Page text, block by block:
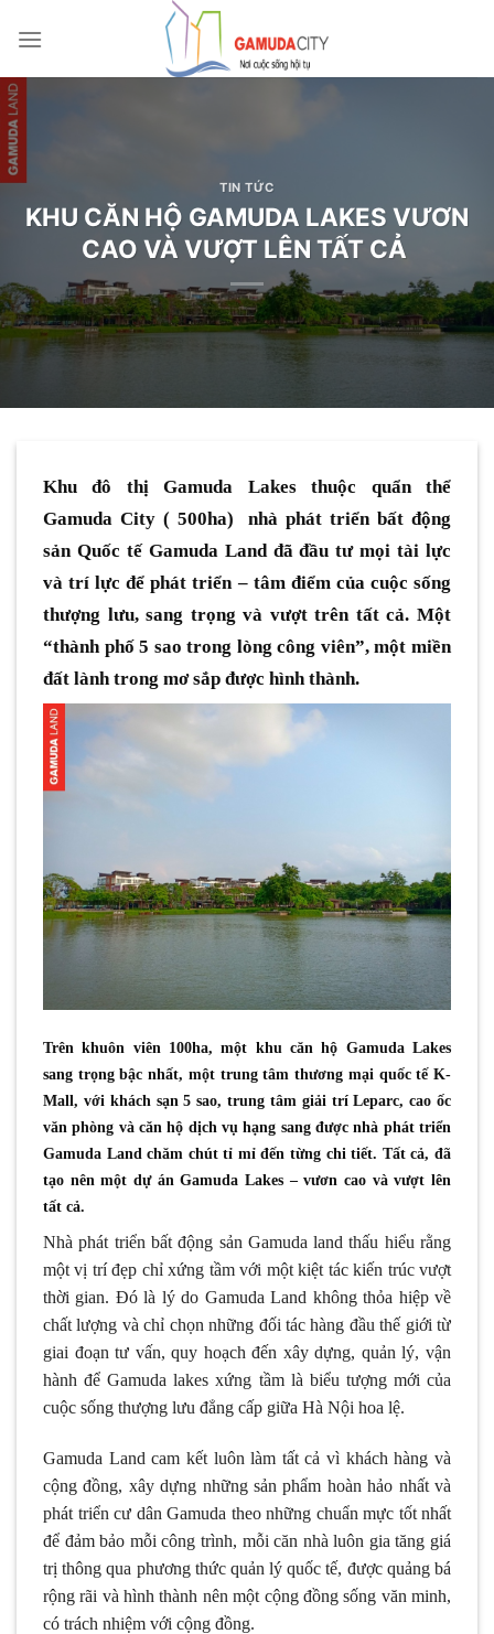
qua
dung
TIN TỨC
KHU CĂN HỘ GAMUDA LAKES VƯƠN
CAO VÀ VƯỢT LÊN TẤT CẢ
Khu đô thị Gamuda Lakes thuộc quẩn thể
Gamuda City ( 500ha) nhà phát triển bất động
sản Quốc tế Gamuda Land đã đầu tư mọi tài lực
và trí lực để phát triển – tâm điểm của cuộc sống
thượng lưu, sang trọng và vượt trên tất cả. Một
“thành phố 5 sao trong lòng công viên”, một miền
đất lành trong mơ sắp được hình thành.
Trên khuôn viên 100ha, một khu căn hộ Gamuda Lakes
sang trọng bậc nhất, một trung tâm thương mại quốc tế K-
Mall, với khách sạn 5 sao, trung tâm giải trí Leparc, cao ốc
văn phòng và căn hộ dịch vụ hạng sang được nhà phát triển
Gamuda Land chăm chút tỉ mỉ đến từng chi tiết. Tất cả, đã
tạo nên một dự án Gamuda Lakes – vươn cao và vượt lên
tất cả.
Nhà phát triển bất động sản Gamuda land thấu hiểu rằng
một vị trí đẹp chỉ xứng tầm với một kiệt tác kiến trúc vượt
thời gian. Đó là lý do Gamuda Land không thỏa hiệp về
chất lượng và chỉ chọn những đối tác hàng đầu thế giới từ
giai đoạn tư vấn, quy hoạch đến xây dựng, quản lý, vận
hành để Gamuda lakes xứng tầm là biểu tượng mới của
cuộc sống thượng lưu đẳng cấp giữa Hà Nội hoa lệ.
Gamuda Land cam kết luôn làm tất cả vì khách hàng và
cộng đồng, xây dựng những sản phẩm hoàn hảo nhất và
phát triển cư dân Gamuda theo những chuẩn mực tốt nhất
để đảm bảo mỗi công trình, mỗi căn nhà luôn gia tăng giá
trị thông qua phương thức quản lý quốc tế, được quảng bá
rộng rãi và hình thành nên một cộng đồng sống văn minh,
có trách nhiệm với cộng đồng.